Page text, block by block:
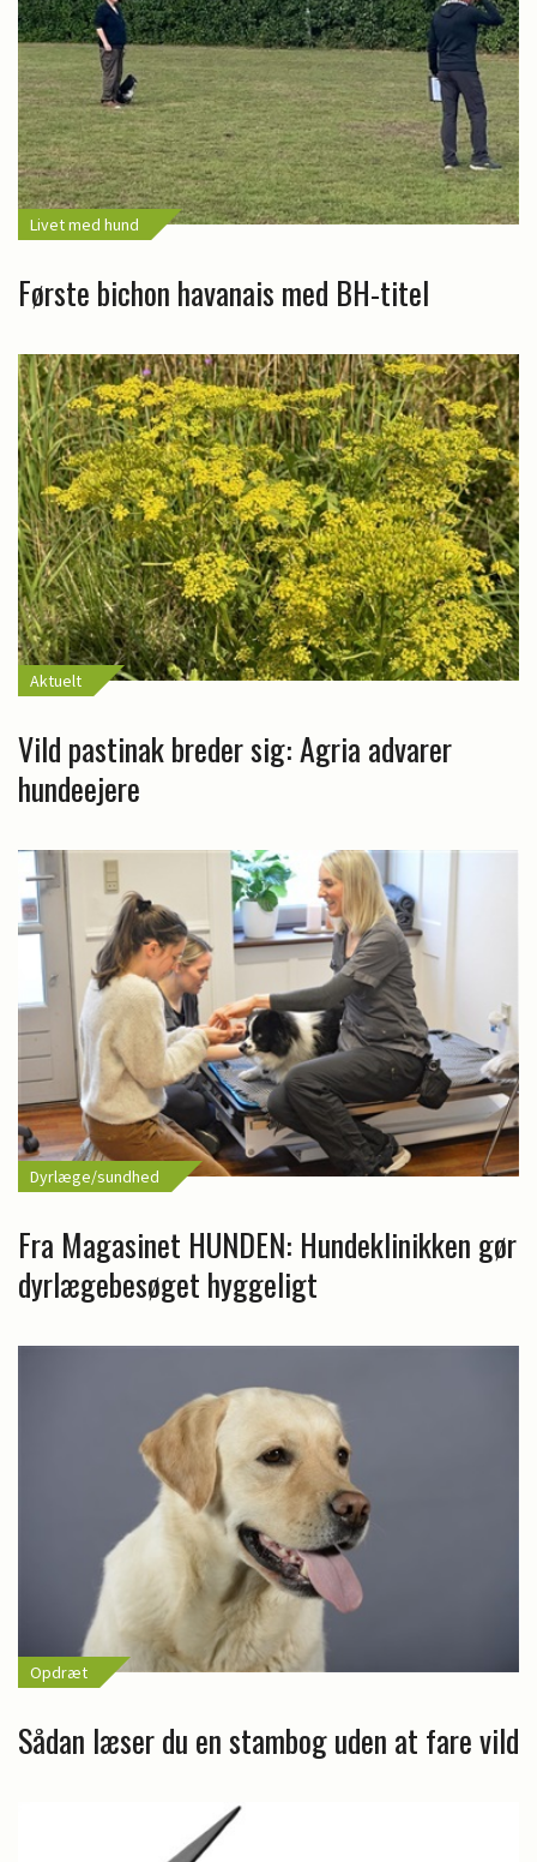
Livet med hund
Første bichon havanais med BH-titel
Aktuelt
Vild pastinak breder sig: Agria advarer
hundeejere
Dyrlæge/sundhed
Fra Magasinet HUNDEN: Hundeklinikken gør
dyrlægebesøget hyggeligt
Opdræt
Sådan læser du en stambog uden at fare vild